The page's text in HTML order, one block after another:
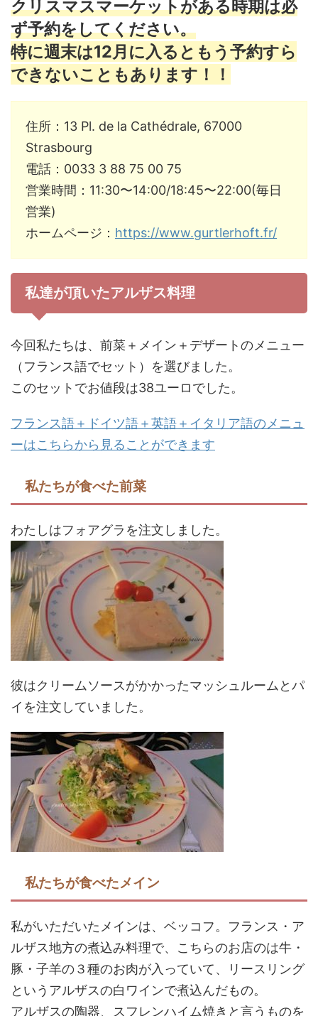
クリスマスマーケットがある時期は必
ず予約をしてください。
特に週末は12月に入るともう予約すら
できないこともあります！！
住所：13 Pl. de la Cathédrale, 67000
Strasbourg
電話：0033 3 88 75 00 75
営業時間：11:30〜14:00/18:45〜22:00(毎日
営業)
ホームページ： https://www.gurtlerhoft.fr/
私達が頂いたアルザス料理
今回私たちは、前菜＋メイン＋デザートのメニュー
（フランス語でセット）を選びました。
このセットでお値段は38ユーロでした。
フランス語＋ドイツ語＋英語＋イタリア語のメニュ
ーはこちらから見ることができます
私たちが食べた前菜
わたしはフォアグラを注文しました。
彼はクリームソースがかかったマッシュルームとパ
イを注文していました。
私たちが食べたメイン
私がいただいたメインは、ベッコフ。フランス・ア
ルザス地方の煮込み料理で、こちらのお店のは牛・
豚・子羊の３種のお肉が入っていて、リースリング
というアルザスの白ワインで煮込んだもの。
アルザスの陶器、スフレンハイム焼きと言うものを